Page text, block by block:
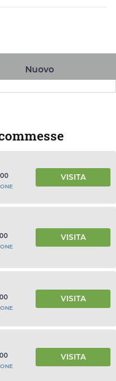
Nuovo
VISITA
VISITA
VISITA
VISITA